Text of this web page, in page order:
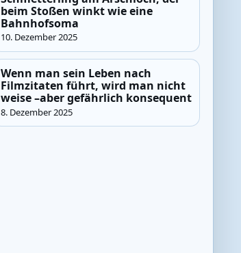
beim Stoßen winkt wie eine
Bahnhofsoma
10. Dezember 2025
Wenn man sein Leben nach
Filmzitaten führt, wird man nicht
weise –aber gefährlich konsequent
8. Dezember 2025